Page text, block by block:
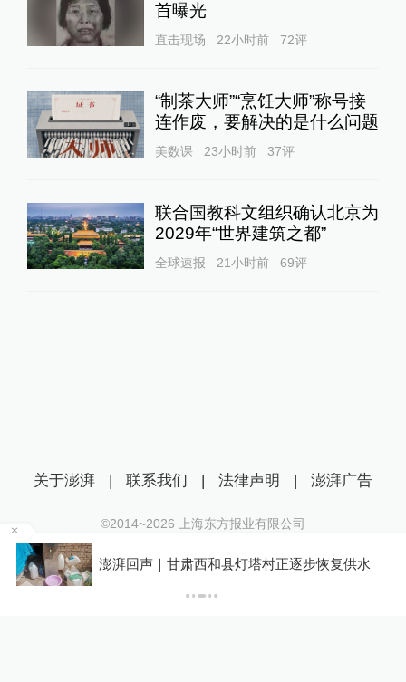
首曝光
直击现场 22小时前 72评
“制茶大师”“烹饪大师”称号接
连作废，要解决的是什么问题
美数课 23小时前 37评
联合国教科文组织确认北京为
2029年“世界建筑之都”
全球速报 21小时前 69评
澎湃回声｜甘肃西和县灯塔村正逐步恢复供水
关于澎湃 | 联系我们 | 法律声明 | 澎湃广告
©2014~2026 上海东方报业有限公司
沪ICP证：沪B2-20170116 | 沪ICP备14003370号
互联网新闻信息服务许可证：31120170006
沪公网安备 31010602000299号